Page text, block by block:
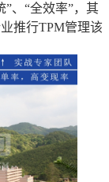
”、“全效率”，其
推行TPM管理该